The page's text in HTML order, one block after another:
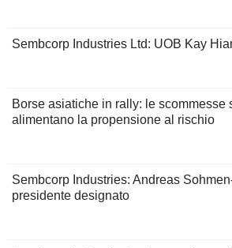
Sembcorp Industries Ltd: UOB Kay
Borse asiatiche in rally: le scommesse
alimentano la propensione al rischio
Sembcorp Industries: Andreas
presidente designato